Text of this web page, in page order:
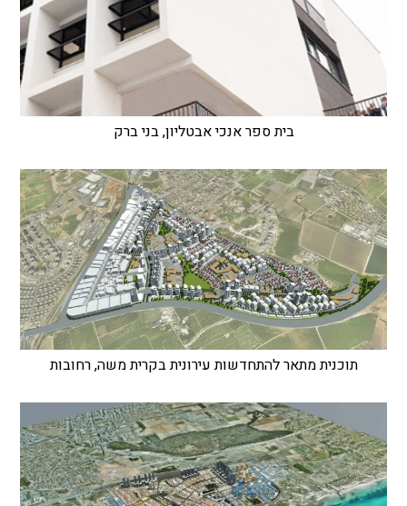
בית ספר אנכי אבטליון, בני ברק
תוכנית מתאר להתחדשות עירונית בקרית משה, רחובות